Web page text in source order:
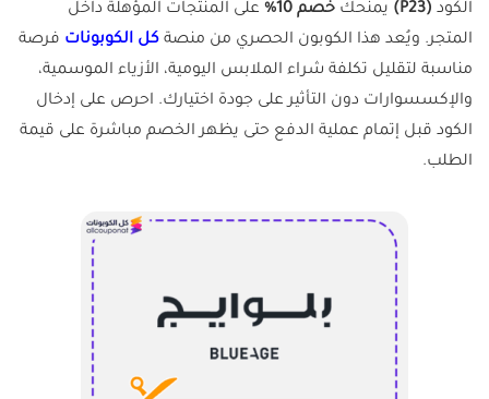
الكود (P23) يمنحك خصم 10%
على المنتجات المؤهلة داخل
المتجر. ويُعد هذا الكوبون الحصري من منصة كل الكوبونات فرصة
مناسبة لتقليل تكلفة شراء الملابس اليومية، الأزياء الموسمية،
والإكسسوارات دون التأثير على جودة اختيارك. احرص على إدخال
الكود قبل إتمام عملية الدفع حتى يظهر الخصم مباشرة على قيمة
الطلب.